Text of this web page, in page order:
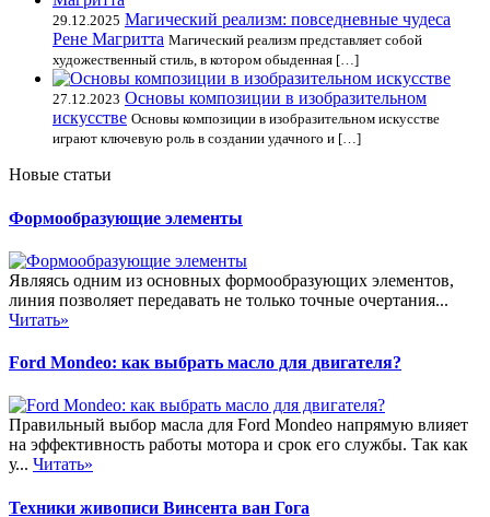
29.12.2025 Магический реализм: повседневные чудеса
Рене Магритта Магический реализм представляет собой
художественный стиль, в котором обыденная […]
27.12.2023 Основы композиции в изобразительном
искусстве Основы композиции в изобразительном искусстве
играют ключевую роль в создании удачного и […]
Новые статьи
Формообразующие элементы
Являясь одним из основных формообразующих элементов,
линия позволяет передавать не только точные очертания...
Читать»
Ford Mondeo: как выбрать масло для двигателя?
Правильный выбор масла для Ford Mondeo напрямую влияет
на эффективность работы мотора и срок его службы. Так как
у... Читать»
Техники живописи Винсента ван Гога